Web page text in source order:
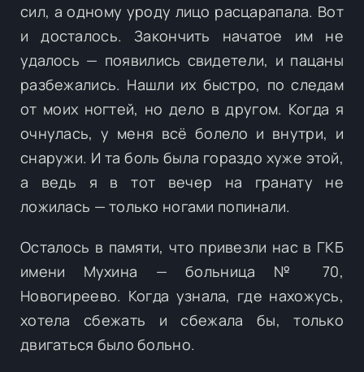
сил, а одному уроду лицо расцарапала. Вот
и досталось. Закончить начатое им не
удалось — появились свидетели, и пацаны
разбежались. Нашли их быстро, по следам
от моих ногтей, но дело в другом. Когда я
очнулась, у меня всё болело и внутри, и
снаружи. И та боль была гораздо хуже этой,
а ведь я в тот вечер на гранату не
ложилась — только ногами попинали.
Осталось в памяти, что привезли нас в ГКБ
имени Мухина — больница № 70,
Новогиреево. Когда узнала, где нахожусь,
хотела сбежать и сбежала бы, только
двигаться было больно.